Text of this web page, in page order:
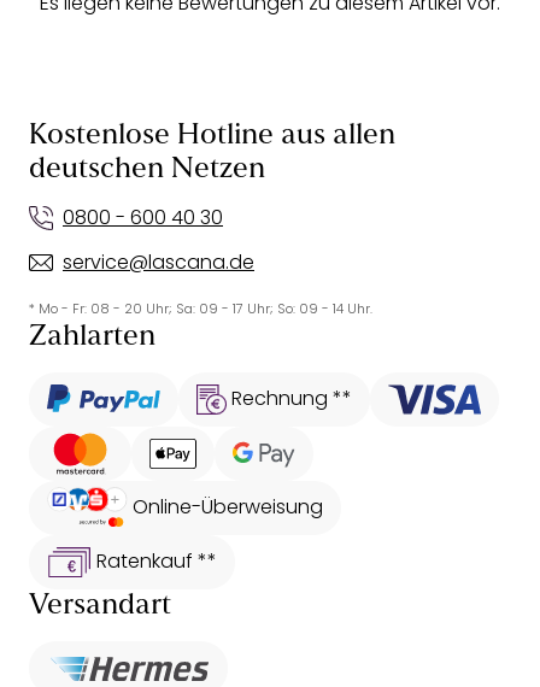
Kostenlose Hotline aus allen
deutschen Netzen
0800 - 600 40 30
service@lascana.de
* Mo - Fr: 08 - 20 Uhr; Sa: 09 - 17 Uhr; So: 09 - 14 Uhr.
Zahlarten
Rechnung **
Online-Überweisung
Ratenkauf **
Versandart